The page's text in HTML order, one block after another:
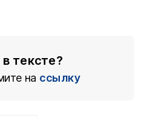
тексте?
на ссылку